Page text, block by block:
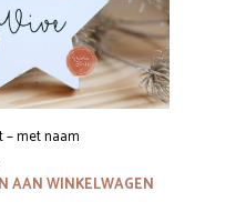
– met naam
prijsAAN WINKELWAGEN